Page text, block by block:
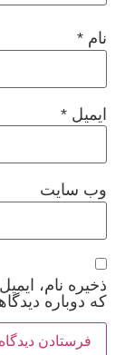
نام *
ایمیل *
وب‌ سایت
ذخیره نام،
که دوباره